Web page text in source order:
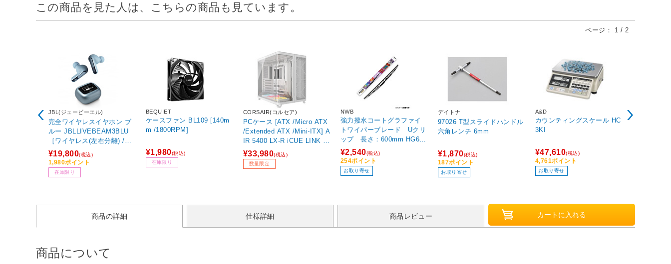
この商品を見た人は、こちらの商品も見ています。
ページ： 1 / 2
JBL(ジェービーエル)
完全ワイヤレスイヤホン ブ
ルー JBLLIVEBEAM3BLU
［ワイヤレス(左右分離) /ノ
イズキャンセリング対応 /Bl
uetooth対応］
¥19,800(税込)
1,980ポイント
在庫限り
BEQUIET
ケースファン BL109 [140m
m /1800RPM]
¥1,980(税込)
在庫限り
CORSAIR(コルセア)
PCケース [ATX /Micro ATX
/Extended ATX /Mini-ITX] A
IR 5400 LX-R iCUE LINK Te
mpered Glass ホワイト CC-
9011321-WW 【sof001】
¥33,980(税込)
数量限定
NWB
強力撥水コートグラファイ
トワイパーブレード Uクリ
ップ 長さ：600mm HG60
A
¥2,540(税込)
254ポイント
お取り寄せ
デイトナ
97026 T型スライドハンドル
六角レンチ 6mm
¥1,870(税込)
187ポイント
お取り寄せ
A&D
カウンティングスケール HC
3KI
¥47,610(税込)
4,761ポイント
お取り寄せ
商品の詳細 仕様詳細 商品レビュー
商品について